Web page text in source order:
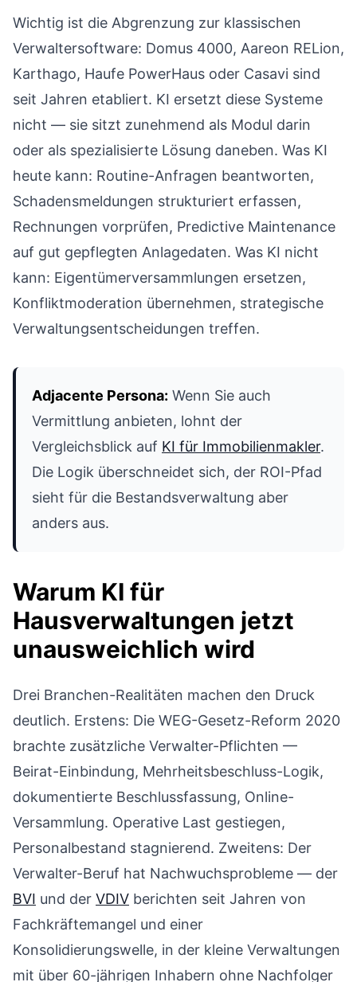
Wichtig ist die Abgrenzung zur klassischen
Verwaltersoftware: Domus 4000, Aareon RELion,
Karthago, Haufe PowerHaus oder Casavi sind
seit Jahren etabliert. KI ersetzt diese Systeme
nicht — sie sitzt zunehmend als Modul darin
oder als spezialisierte Lösung daneben. Was KI
heute kann: Routine-Anfragen beantworten,
Schadensmeldungen strukturiert erfassen,
Rechnungen vorprüfen, Predictive Maintenance
auf gut gepflegten Anlagedaten. Was KI nicht
kann: Eigentümerversammlungen ersetzen,
Konfliktmoderation übernehmen, strategische
Verwaltungsentscheidungen treffen.
Adjacente Persona: Wenn Sie auch
Vermittlung anbieten, lohnt der
Vergleichsblick auf KI für Immobilienmakler.
Die Logik überschneidet sich, der ROI-Pfad
sieht für die Bestandsverwaltung aber
anders aus.
Warum KI für
Hausverwaltungen jetzt
unausweichlich wird
Drei Branchen-Realitäten machen den Druck
deutlich. Erstens: Die WEG-Gesetz-Reform 2020
brachte zusätzliche Verwalter-Pflichten —
Beirat-Einbindung, Mehrheitsbeschluss-Logik,
dokumentierte Beschlussfassung, Online-
Versammlung. Operative Last gestiegen,
Personalbestand stagnierend. Zweitens: Der
Verwalter-Beruf hat Nachwuchsprobleme — der
BVI und der VDIV berichten seit Jahren von
Fachkräftemangel und einer
Konsolidierungswelle, in der kleine Verwaltungen
mit über 60-jährigen Inhabern ohne Nachfolger